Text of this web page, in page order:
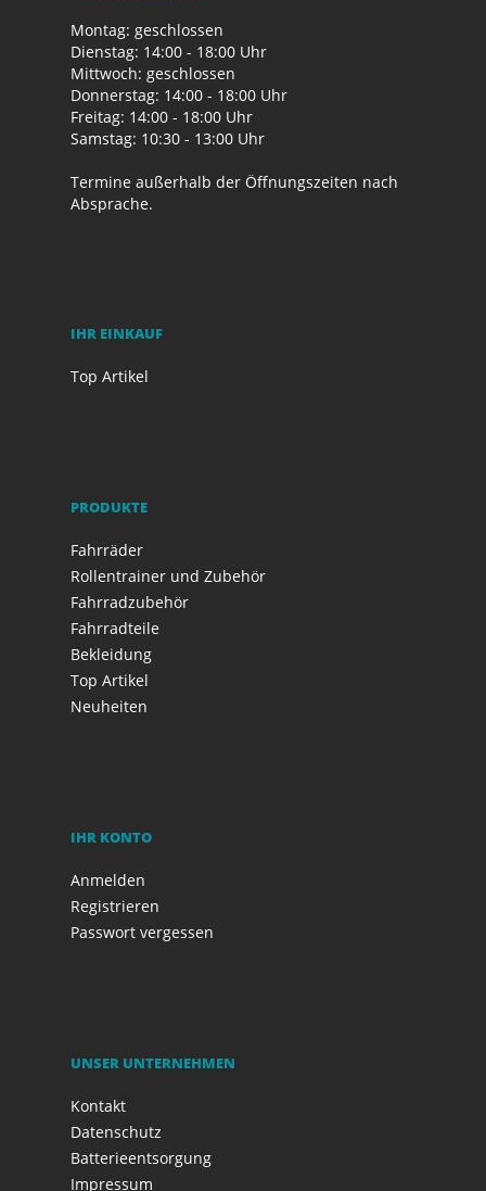
Montag: geschlossen
Dienstag: 14:00 - 18:00 Uhr
Mittwoch: geschlossen
Donnerstag: 14:00 - 18:00 Uhr
Freitag: 14:00 - 18:00 Uhr
Samstag: 10:30 - 13:00 Uhr
Termine außerhalb der Öffnungszeiten nach
Absprache.
IHR EINKAUF
Top Artikel
PRODUKTE
Fahrräder
Rollentrainer und Zubehör
Fahrradzubehör
Fahrradteile
Bekleidung
Top Artikel
Neuheiten
IHR KONTO
Anmelden
Registrieren
Passwort vergessen
UNSER UNTERNEHMEN
Kontakt
Datenschutz
Batterieentsorgung
Impressum